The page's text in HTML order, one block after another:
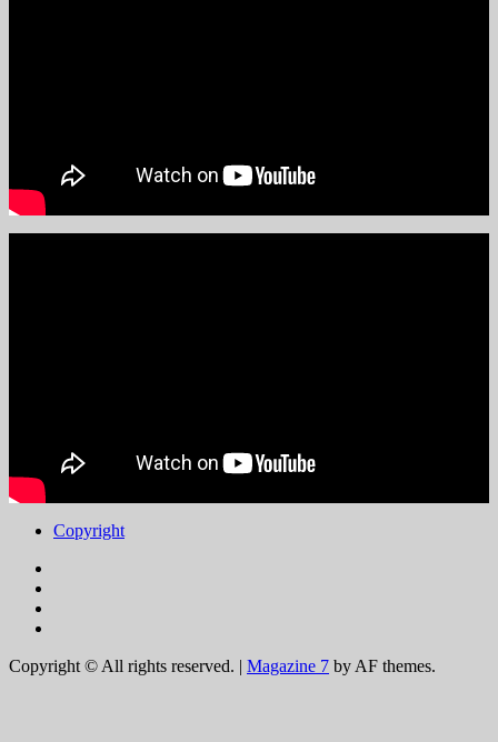
Copyright
Copyright © All rights reserved. | Magazine 7 by AF themes.